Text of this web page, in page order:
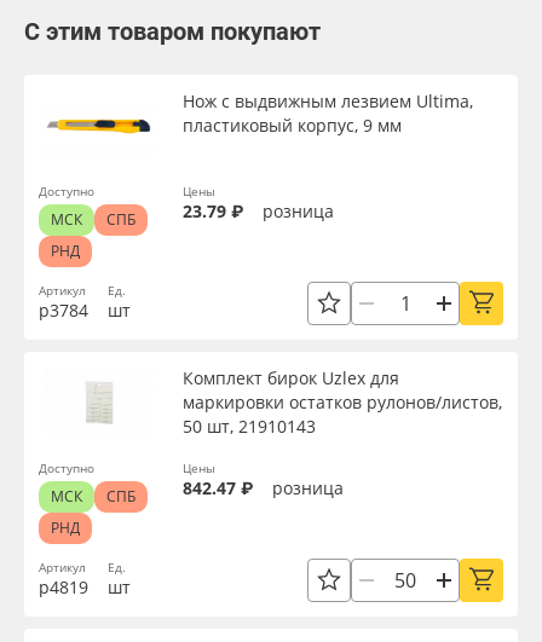
С этим товаром покупают
Артикул
р3784
Нож с выдвижным лезвием Ultima,
пластиковый корпус, 9 мм
Ед.
шт
Цены
23.79 ₽ розница
Доступно
МСК
СПБ
РНД
Артикул
р4819
Комплект бирок Uzlex для
маркировки остатков рулонов/листов,
50 шт, 21910143
Ед.
шт
Цены
842.47 ₽ розница
Доступно
МСК
СПБ
РНД